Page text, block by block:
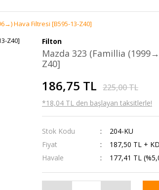
Hava Filtresi [B595-13-Z40]
Filton
Mazda 323 (Famillia
Z40]
186,75 TL 225,00 TL
*18,04 TL den başlayan taksitlerle!
Stok Kodu
204-KU
Fiyat
187,50 TL +
Havale
177,41 TL